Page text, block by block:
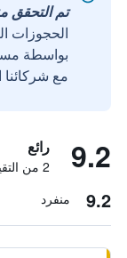
تم التحقق منه
الحجوزات
مع شركائنا
9.2 رائع
2 من التقييمات تم التحقق منها
9.2 منفرد